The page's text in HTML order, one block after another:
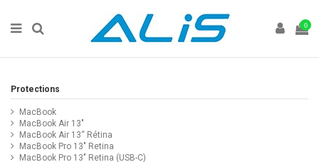
0
Protections
MacBook
MacBook Air 13"
MacBook Air 13“ Rétina
MacBook Pro 13" Retina
MacBook Pro 13" Retina (USB-C)